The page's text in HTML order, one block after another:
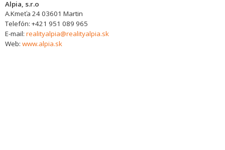
Alpia, s.r.o
A.Kmeťa 2403601 Martin
Telefón: +421 951 089 965
E-mail: realityalpia@realityalpia.sk
Web: www.alpia.sk